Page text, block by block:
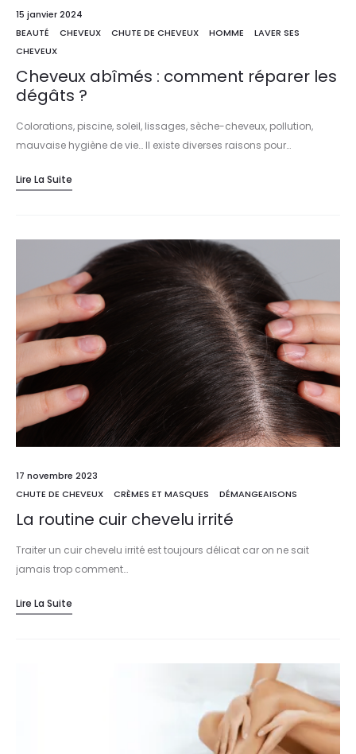
15 janvier 2024
BEAUTÉ
CHEVEUX CHUTE DE CHEVEUX HOMME
LAVER SES
CHEVEUX
Cheveux abîmés : comment réparer les
dégâts ?
Colorations, piscine, soleil, lissages, sèche-cheveux, pollution,
mauvaise hygiène de vie… Il existe diverses raisons pour…
Lire La Suite
17 novembre 2023
CHUTE DE CHEVEUX
CRÈMES ET MASQUES DÉMANGEAISONS
La routine cuir chevelu irrité
Traiter un cuir chevelu irrité est toujours délicat car on ne sait
jamais trop comment…
Lire La Suite